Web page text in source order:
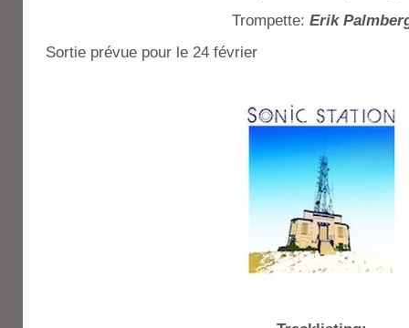
Trompette: Erik
Sortie prévue pour le 24 février